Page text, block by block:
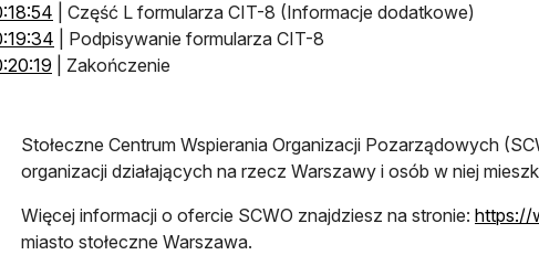
otwiera się w nowej karcie
| Część L formularza CIT-8 (Informacje dodatkowe)
otwiera się w nowej karcie
​ | Podpisywanie formularza CIT-8
otwiera się w nowej karcie
​ | Zakończenie
Stołeczne Centrum Wspierania Organizacji Pozarządowych
organizacji działających na rzecz Warszawy i osób w niej
Więcej informacji o ofercie SCWO znajdziesz na stronie: https://
miasto stołeczne Warszawa.